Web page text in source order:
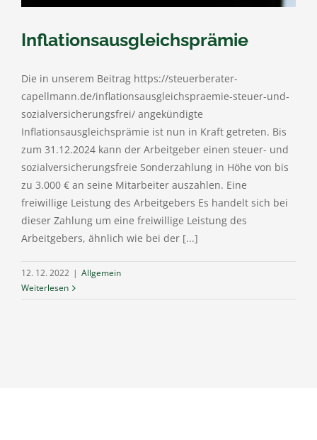
Inflationsausgleichsprämie
Die in unserem Beitrag https://steuerberater-
capellmann.de/inflationsausgleichspraemie-steuer-und-
sozialversicherungsfrei/ angekündigte
Inflationsausgleichsprämie ist nun in Kraft getreten. Bis
zum 31.12.2024 kann der Arbeitgeber einen steuer- und
sozialversicherungsfreie Sonderzahlung in Höhe von bis
zu 3.000 € an seine Mitarbeiter auszahlen. Eine
freiwillige Leistung des Arbeitgebers Es handelt sich bei
dieser Zahlung um eine freiwillige Leistung des
Arbeitgebers, ähnlich wie bei der [...]
12. 12. 2022 | Allgemein
Weiterlesen